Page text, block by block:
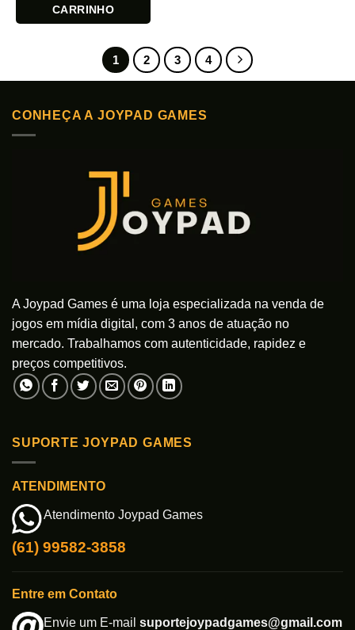
CARRINHO
várias
variantes.
As
podem
do
produto
1 2 3 4
CONHEÇA A JOYPAD GAMES
A Joypad Games é uma loja especializada na venda de
jogos em mídia digital, com 3 anos de atuação no
mercado. Trabalhamos com autenticidade, rapidez e
preços competitivos.
SUPORTE JOYPAD GAMES
ATENDIMENTO
Atendimento Joypad Games
(61) 99582-3858
Entre em Contato
Envie um E-mail suportejoypadgames@gmail.com